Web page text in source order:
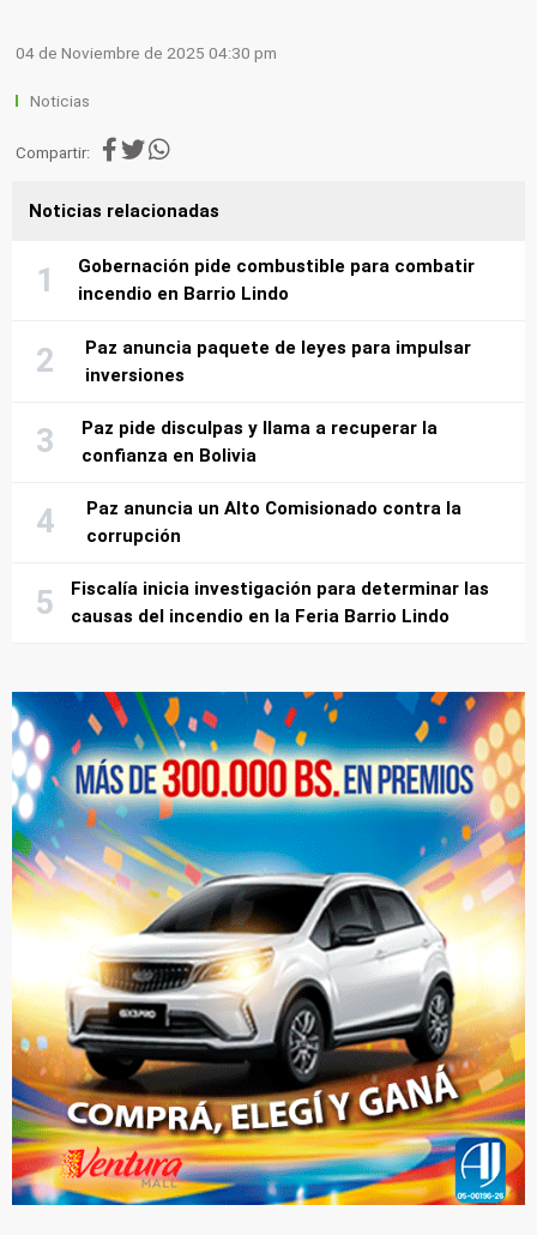
04 de Noviembre de 2025 04:30 pm
Noticias
Compartir:
Noticias relacionadas
Gobernación pide combustible para combatir
incendio en Barrio Lindo
Paz anuncia paquete de leyes para impulsar
inversiones
Paz pide disculpas y llama a recuperar la
confianza en Bolivia
Paz anuncia un Alto Comisionado contra la
corrupción
Fiscalía inicia investigación para determinar las
causas del incendio en la Feria Barrio Lindo